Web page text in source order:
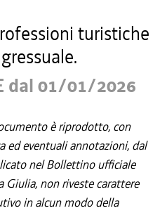
turistiche
dal 01/01/2026
è riprodotto, con
ed eventuali annotazioni, dal
nel Bollettino ufficiale
Giulia, non riveste carattere
in alcun modo della